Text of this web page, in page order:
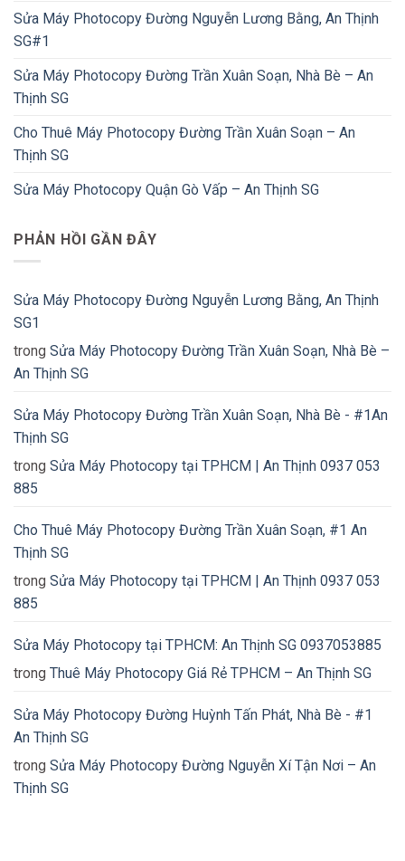
Sửa Máy Photocopy Đường Nguyễn Lương Bằng, An Thịnh
SG#1
Sửa Máy Photocopy Đường Trần Xuân Soạn, Nhà Bè – An
Thịnh SG
Cho Thuê Máy Photocopy Đường Trần Xuân Soạn – An
Thịnh SG
Sửa Máy Photocopy Quận Gò Vấp – An Thịnh SG
PHẢN HỒI GẦN ĐÂY
Sửa Máy Photocopy Đường Nguyễn Lương Bằng, An Thịnh
SG1
trong Sửa Máy Photocopy Đường Trần Xuân Soạn, Nhà Bè –
An Thịnh SG
Sửa Máy Photocopy Đường Trần Xuân Soạn, Nhà Bè - #1An
Thịnh SG
trong Sửa Máy Photocopy tại TPHCM | An Thịnh 0937 053
885
Cho Thuê Máy Photocopy Đường Trần Xuân Soạn, #1 An
Thịnh SG
trong Sửa Máy Photocopy tại TPHCM | An Thịnh 0937 053
885
Sửa Máy Photocopy tại TPHCM: An Thịnh SG 0937053885
trong Thuê Máy Photocopy Giá Rẻ TPHCM – An Thịnh SG
Sửa Máy Photocopy Đường Huỳnh Tấn Phát, Nhà Bè - #1
An Thịnh SG
trong Sửa Máy Photocopy Đường Nguyễn Xí Tận Nơi – An
Thịnh SG